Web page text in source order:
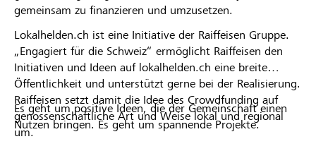
gemeinsam zu finanzieren und umzusetzen.
Lokalhelden.ch ist eine Initiative der Raiffeisen Gruppe.
„Engagiert für die Schweiz“ ermöglicht Raiffeisen den
Initiativen und Ideen auf lokalhelden.ch eine breite
Öffentlichkeit und unterstützt gerne bei der Realisierung.
Raiffeisen setzt damit die Idee des Crowdfunding auf
genossenschaftliche Art und Weise lokal und regional
um.
Es geht um positive Ideen, die der Gemeinschaft einen
Nutzen bringen. Es geht um spannende Projekte.